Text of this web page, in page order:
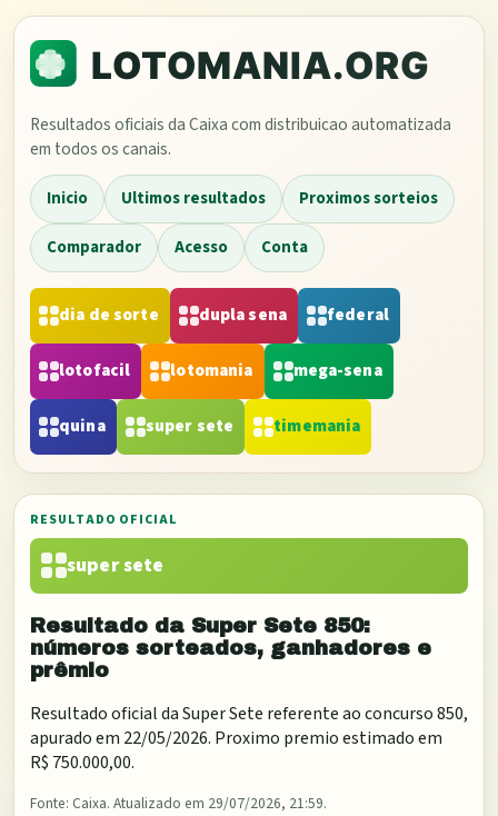
Resultados oficiais da Caixa com distribuicao automatizada
em todos os canais.
Inicio Ultimos resultados Proximos sorteios
Comparador Acesso Conta
dia de sorte dupla sena federal
lotofacil lotomania mega-sena
quina super sete timemania
RESULTADO OFICIAL
super sete
Resultado da Super Sete 850:
números sorteados, ganhadores e
prêmio
Resultado oficial daSuper Sete referente ao concurso850,
apurado em 22/05/2026. Proximo premio estimado em
R$ 750.000,00.
Fonte: Caixa. Atualizado em 29/07/2026, 21:59.